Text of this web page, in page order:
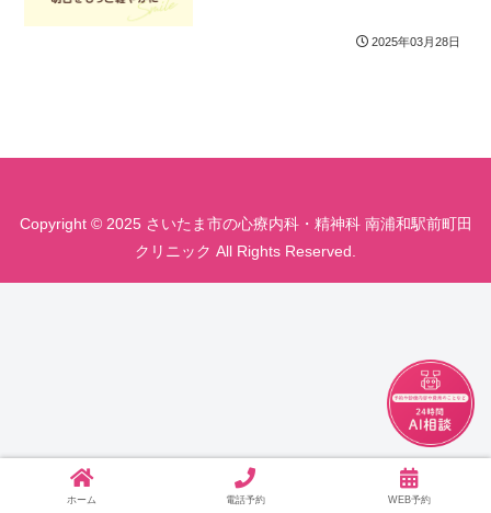
2025年03月28日
Copyright © 2025 さいたま市の心療内科・精神科 南浦和駅前町田
クリニック All Rights Reserved.
ホーム 電話予約 WEB予約
チャット